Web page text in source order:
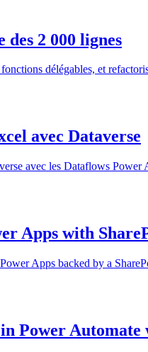
2 000 lignes
délégables, et
avec Dataverse
avec les Dataflows
Apps with
Apps backed by a
Power Automate